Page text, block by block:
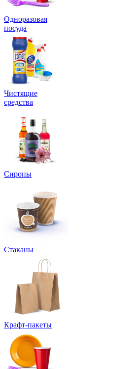
Одноразовая
посуда
Чистящие
средства
Сиропы
Стаканы
Крафт-пакеты